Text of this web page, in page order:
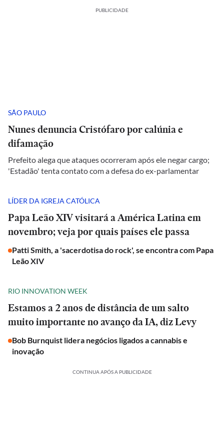
PUBLICIDADE
SÃO PAULO
Nunes denuncia Cristófaro por calúnia e
difamação
Prefeito alega que ataques ocorreram após ele negar cargo;
'Estadão' tenta contato com a defesa do ex-parlamentar
LÍDER DA IGREJA CATÓLICA
Papa Leão XIV visitará a América Latina em
novembro; veja por quais países ele passa
Patti Smith, a 'sacerdotisa do rock', se encontra com Papa
Leão XIV
RIO INNOVATION WEEK
Estamos a 2 anos de distância de um salto
muito importante no avanço da IA, diz Levy
Bob Burnquist lidera negócios ligados a cannabis e
inovação
CONTINUA APÓS A PUBLICIDADE